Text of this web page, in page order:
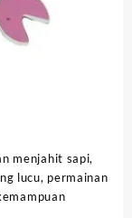
menjahit sapi,
lucu, permainan